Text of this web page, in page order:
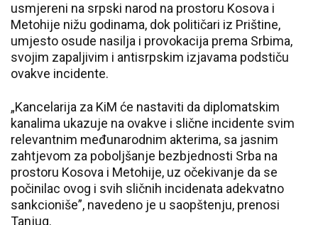
usmjereni na srpski narod na prostoru Kosova i
Metohije nižu godinama, dok političari iz Prištine,
umjesto osude nasilja i provokacija prema Srbima,
svojim zapaljivim i antisrpskim izjavama podstiču
ovakve incidente.
„Kancelarija za KiM će nastaviti da diplomatskim
kanalima ukazuje na ovakve i slične incidente svim
relevantnim međunarodnim akterima, sa jasnim
zahtjevom za poboljšanje bezbjednosti Srba na
prostoru Kosova i Metohije, uz očekivanje da se
počinilac ovog i svih sličnih incidenata adekvatno
sankcioniše”, navedeno je u saopštenju, prenosi
Tanjug.